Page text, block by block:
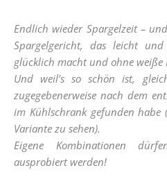
Endlich wieder Spargelzeit – und endlich wieder ein schönes
Spargelgericht, das leicht
glücklich macht und ohne weiße
Und weil’s so schön ist,
zugegebenerweise nach dem
im Kühlschrank gefunden habe
Variante zu sehen).
Eigene Kombinationen
ausprobiert werden!